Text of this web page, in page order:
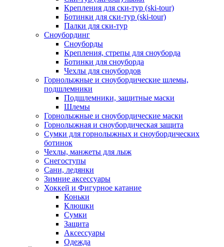
Крепления для ски-тур (ski-tour)
Ботинки для ски-тур (ski-tour)
Палки для ски-тур
Сноубординг
Сноуборды
Крепления, стрепы для сноуборда
Ботинки для сноуборда
Чехлы для сноубордов
Горнолыжные и сноубордические шлемы,
подшлемники
Подшлемники, защитные маски
Шлемы
Горнолыжные и сноубордические маски
Горнолыжная и сноубордическая защита
Сумки для горнолыжных и сноубордических
ботинок
Чехлы, манжеты для лыж
Снегоступы
Сани, ледянки
Зимние аксессуары
Хоккей и Фигурное катание
Коньки
Клюшки
Сумки
Защита
Аксессуары
Одежда